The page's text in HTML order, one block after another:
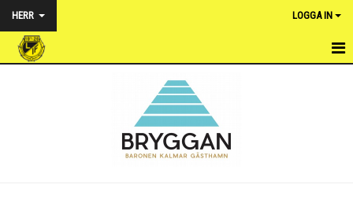
HERR LOGGA IN